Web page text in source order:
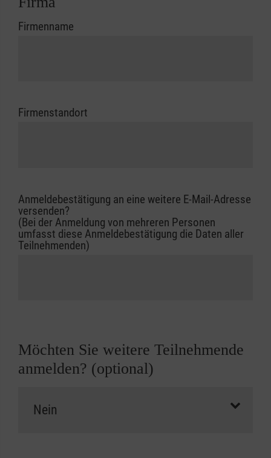
Firmenname
Firmenstandort
Anmeldebestätigung an eine weitere E-Mail-Adresse
versenden?
(Bei der Anmeldung von mehreren Personen
umfasst diese Anmeldebestätigung die Daten aller
Teilnehmenden)
Möchten Sie weitere Teilnehmende
anmelden? (optional)